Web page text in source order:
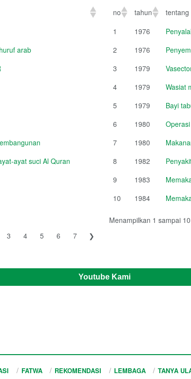
arab
ayat suci Al Quran
3 4 5 6 7 ❯
no tahun
tentang
1
1976
2
1976
3
1979
4
1979
Wasiat
5
1979
Bayi
6
1980
7
1980
8
1982
9
1983
10
1984
Menampilkan 1 sampai
Youtube Kami
FATWA REKOMENDASI LEMBAGA TANYA